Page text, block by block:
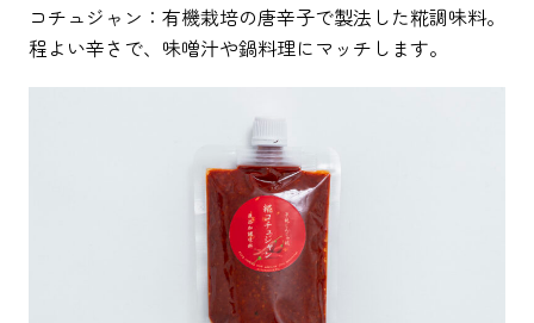
コチュジャン：有機栽培の唐辛子で製法した糀調味料。
程よい辛さで、味噌汁や鍋料理にマッチします。